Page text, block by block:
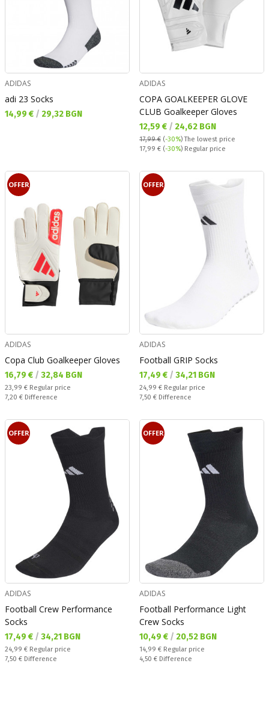
ADIDAS
adi 23 Socks
Текуща цена:
14,99 € / 29,32 BGN
ADIDAS
COPA GOALKEEPER GLOVE
CLUB Goalkeeper Gloves
Текуща цена:
12,59 € / 24,62 BGN
17,99 € (-30%)The lowest price
Regular price:
17,99 € (-30%) Regular price
OFFER
ADIDAS
Copa Club Goalkeeper Gloves
Текуща цена:
16,79 € / 32,84 BGN
Regular price:
23,99 € Regular price
Спестявате:
7,20 € Difference
OFFER
ADIDAS
Football GRIP Socks
Текуща цена:
17,49 € / 34,21 BGN
Regular price:
24,99 € Regular price
Спестявате:
7,50 € Difference
OFFER
ADIDAS
Football Crew Performance
Socks
Текуща цена:
17,49 € / 34,21 BGN
Regular price:
24,99 € Regular price
Спестявате:
7,50 € Difference
OFFER
ADIDAS
Football Performance Light
Crew Socks
Текуща цена:
10,49 € / 20,52 BGN
Regular price:
14,99 € Regular price
Спестявате:
4,50 € Difference